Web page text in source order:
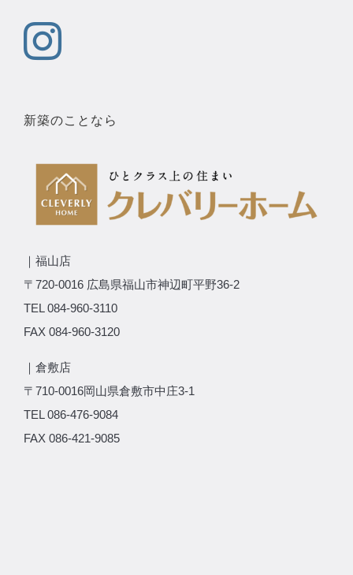
新築のことなら
｜福山店
〒720-0016 広島県福山市神辺町平野36-2
TEL 084-960-3110
FAX 084-960-3120
｜倉敷店
〒710-0016岡山県倉敷市中庄3-1
TEL 086-476-9084
FAX 086-421-9085